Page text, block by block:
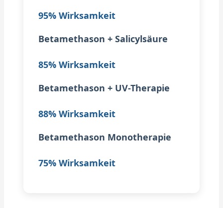
95% Wirksamkeit
Betamethason + Salicylsäure
85% Wirksamkeit
Betamethason + UV-Therapie
88% Wirksamkeit
Betamethason Monotherapie
75% Wirksamkeit